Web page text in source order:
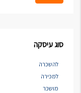
סוג עיסקה
להשכרה
למכירה
מושכר